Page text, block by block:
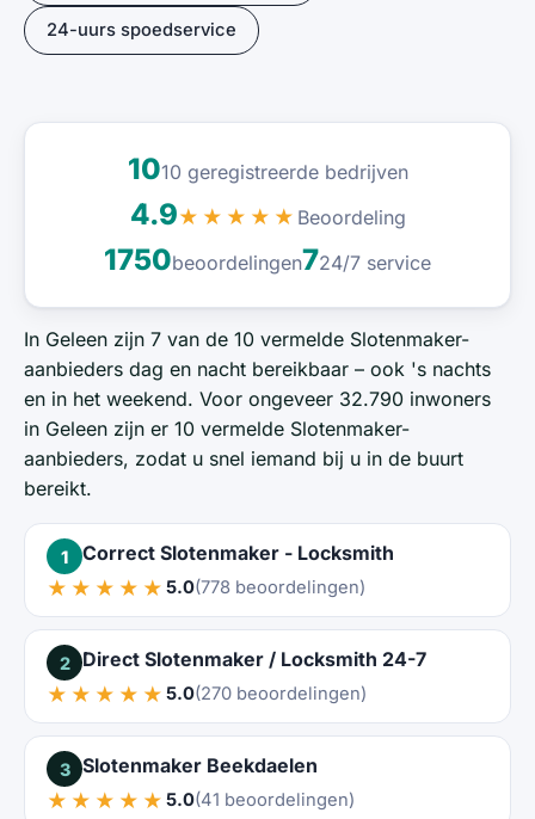
24-uurs spoedservice
1010 geregistreerde bedrijven
4.9★★★★★ Beoordeling
1750beoordelingen724/7 service
In Geleen zijn 7 van de 10 vermelde Slotenmaker-
aanbieders dag en nacht bereikbaar – ook 's nachts
en in het weekend. Voor ongeveer 32.790 inwoners
in Geleen zijn er 10 vermelde Slotenmaker-
aanbieders, zodat u snel iemand bij u in de buurt
bereikt.
1
Correct Slotenmaker - Locksmith
★★★★★ 5.0(778 beoordelingen)
2
Direct Slotenmaker / Locksmith 24-7
★★★★★ 5.0(270 beoordelingen)
3
Slotenmaker Beekdaelen
★★★★★ 5.0(41 beoordelingen)